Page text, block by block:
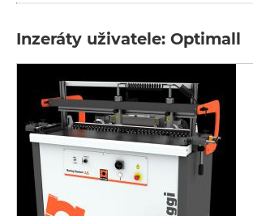
Inzeráty uživatele: Optimall